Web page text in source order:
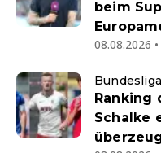
beim
08.08.2026
Bundesliga
Ranking
Schalke